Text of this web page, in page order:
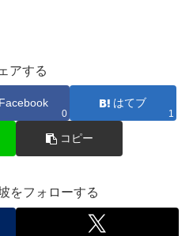
アする
Facebook
0
はてブ
1
コピー
をフォローする